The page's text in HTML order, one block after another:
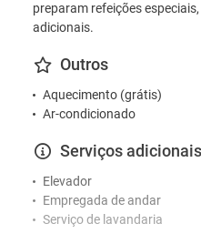
preparam refeições
adicionais.
Outros
Aquecimento (grátis)
Ar-condicionado
Serviços adicionais
Elevador
Empregada de andar
Serviço de lavandaria